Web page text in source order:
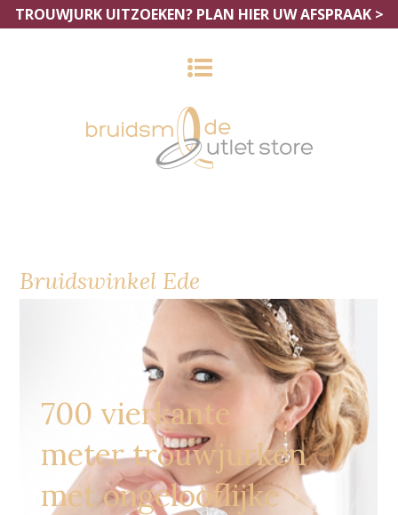
TROUWJURK UITZOEKEN? PLAN HIER UW AFSPRAAK >
Bruidswinkel Ede
700 vierkante
meter trouwjurken
met ongelooflijke